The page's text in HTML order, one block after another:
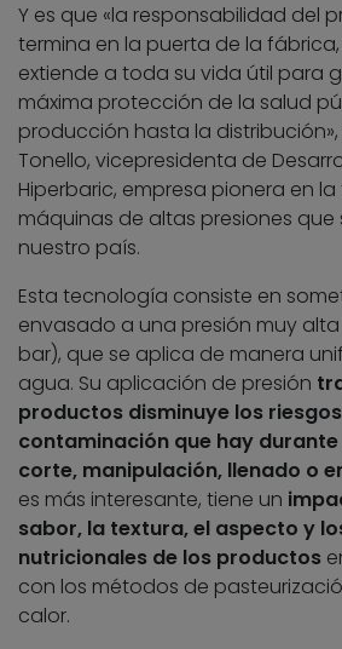
Y es que «la responsabilidad del
termina en la puerta de la
extiende a toda su vida útil para
máxima protección de la salud
producción hasta la
Tonello, vicepresidenta de
Hiperbaric, empresa pionera en
máquinas de altas presiones que
nuestro país.
Esta tecnología consiste en
envasado a una presión muy
bar), que se aplica de manera
agua. Su aplicación de presión
productos disminuye los
contaminación que hay
corte, manipulación, llenado o
es más interesante, tiene un
sabor, la textura, el aspecto y
nutricionales de los productos
con los métodos de
calor.